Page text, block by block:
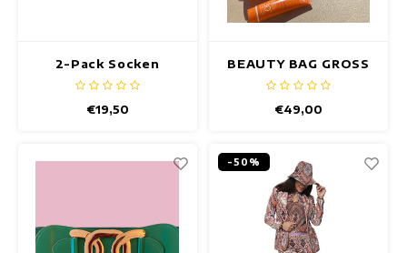
2-Pack Socken
€19,50
BEAUTY BAG GROSS
€49,00
-50%